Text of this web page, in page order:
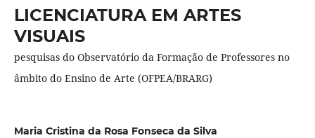
LICENCIATURA EM ARTES
VISUAIS
pesquisas do Observatório da Formação de Professores no
âmbito do Ensino de Arte (OFPEA/BRARG)
Maria Cristina da Rosa Fonseca da Silva